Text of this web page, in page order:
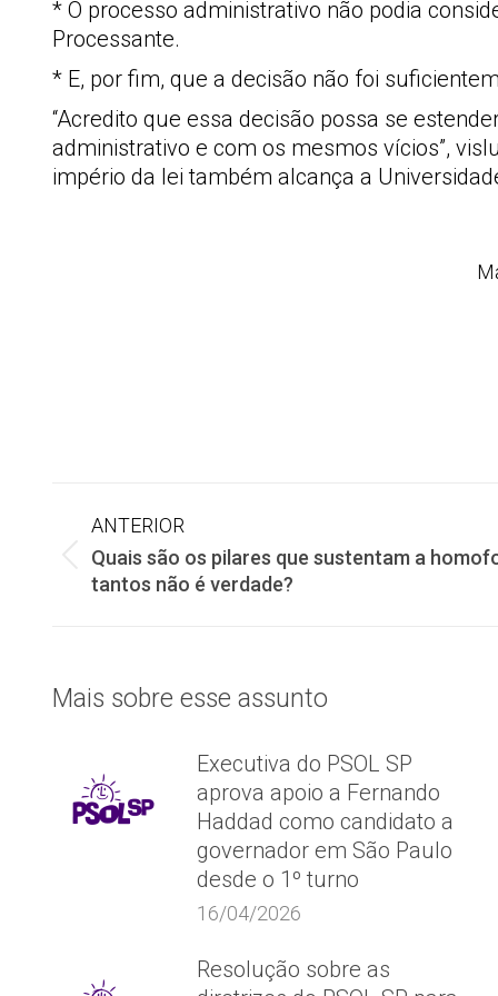
* O processo administrativo não podia
Processante.
* E, por fim, que a decisão não foi
“Acredito que essa decisão possa se
administrativo e com os mesmos vícios”,
império da lei também alcança a
Navegação
de
ANTERIOR
Post
anterior:
Quais são os pilares que sustentam a
tantos não é verdade?
Mais sobre esse assunto
Executiva do PSOL SP
aprova apoio a Fernando
Haddad como candidato a
governador em São Paulo
desde o 1º turno
16/04/2026
Resolução sobre as